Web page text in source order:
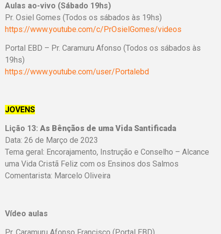
Aulas ao-vivo (Sábado 19hs)
Pr. Osiel Gomes (Todos os sábados às 19hs)
https://www.youtube.com/c/PrOsielGomes/videos
Portal EBD – Pr. Caramuru Afonso (Todos os sábados às
19hs)
https://www.youtube.com/user/Portalebd
JOVENS
Lição 13: As Bênçãos de uma Vida Santificada
Data: 26 de Março de 2023
Tema geral: Encorajamento, Instrução e Conselho – Alcance
uma Vida Cristã Feliz com os Ensinos dos Salmos
Comentarista: Marcelo Oliveira
Vídeo aulas